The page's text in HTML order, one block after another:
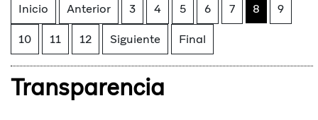
Inicio
Anterior 3 4 5 6 7 8 9
10 11 12 Siguiente Final
Transparencia